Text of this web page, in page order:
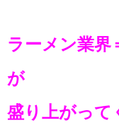
ラーメン業界
が
盛り上がって